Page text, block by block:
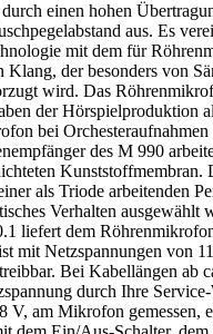
einen hohen
aus. Es
mit dem für
der besonders von
wird. Das
der Hörspielproduktion
bei Orchesteraufnahmen
des M 990
Kunststoffmembran.
als Triode arbeitenden
Verhalten ausgewählt
liefert dem
mit Netzspannungen von
Bei Kabellängen ab
durch Ihre
V, am Mikrofon gemessen,